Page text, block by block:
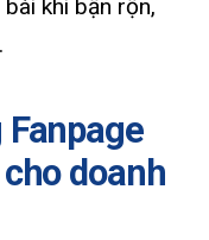
khi bận rộn,
doanh